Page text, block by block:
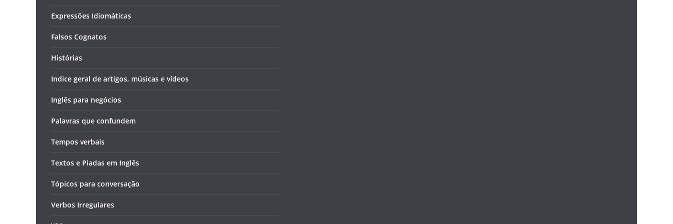
Expressões Idiomáticas
Falsos Cognatos
Histórias
Indice geral de artigos, músicas e vídeos
Inglês para negócios
Palavras que confundem
Tempos verbais
Textos e Piadas em Inglês
Tópicos para conversação
Verbos Irregulares